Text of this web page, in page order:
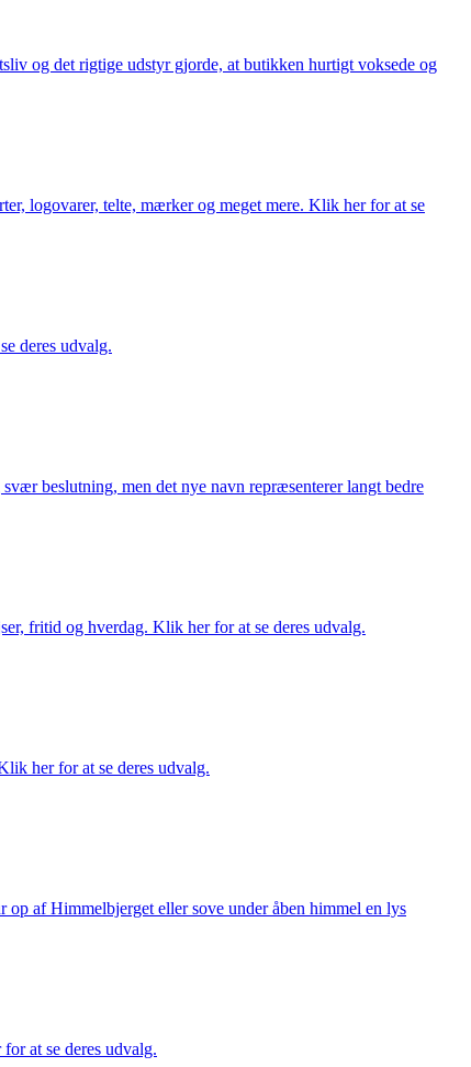
og det rigtige udstyr gjorde, at butikken hurtigt voksede og
logovarer, telte, mærker og meget mere. Klik her for at se
deres udvalg.
beslutning, men det nye navn repræsenterer langt bedre
fritid og hverdag. Klik her for at se deres udvalg.
her for at se deres udvalg.
op af Himmelbjerget eller sove under åben himmel en lys
at se deres udvalg.